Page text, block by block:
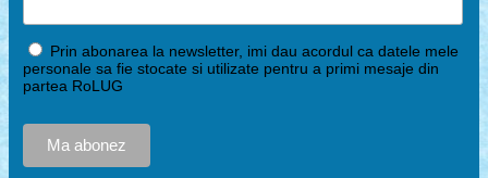
Prin abonarea la newsletter, imi dau acordul ca datele mele
personale sa fie stocate si utilizate pentru a primi mesaje din
partea RoLUG